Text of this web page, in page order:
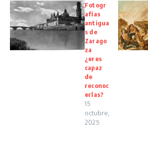
Fotogr
afías
antigua
s de
Zarago
za
¿eres
capaz
de
reconoc
erlas?
15
octubre,
2025